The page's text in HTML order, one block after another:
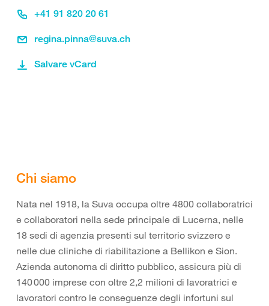
+41 91 820 20 61
regina.pinna@suva.ch
Salvare vCard
Chi siamo
Nata nel 1918, la Suva occupa oltre 4800 collaboratrici
e collaboratori nella sede principale di Lucerna, nelle
18 sedi di agenzia presenti sul territorio svizzero e
nelle due cliniche di riabilitazione a Bellikon e Sion.
Azienda autonoma di diritto pubblico, assicura più di
140 000 imprese con oltre 2,2 milioni di lavoratrici e
lavoratori contro le conseguenze degli infortuni sul